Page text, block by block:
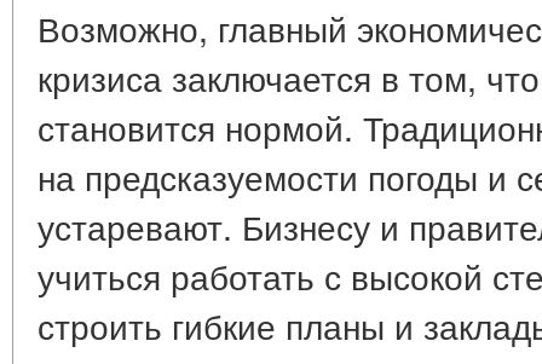
Возможно, главный
кризиса заключается в том,
становится нормой.
на предсказуемости погоды и
устаревают. Бизнесу и
учиться работать с высокой
строить гибкие планы и